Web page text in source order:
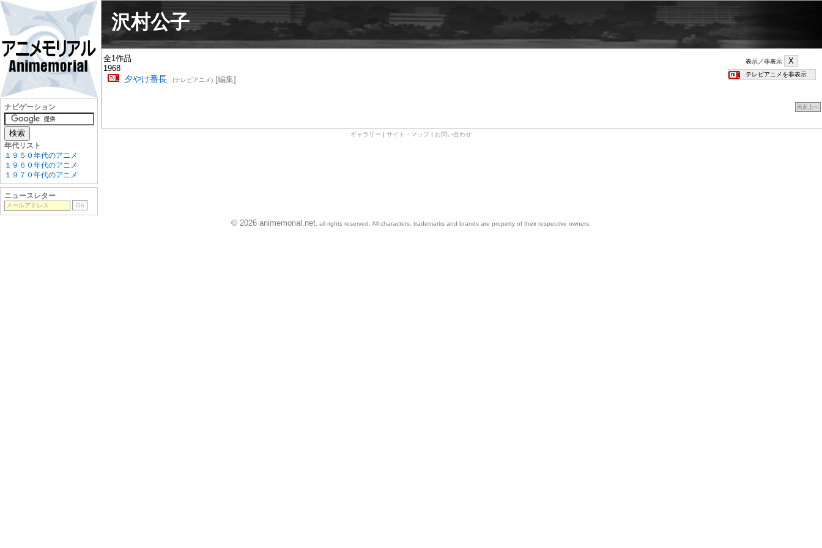
沢村公子
表示／非表示
全1作品
1968
夕やけ番長 (テレビアニメ)[編集]
画面上へ
ギャラリー サイト・マップ お問い合わせ
ナビゲーション
年代リスト
１９５０年代のアニメ
１９６０年代のアニメ
１９７０年代のアニメ
ニュースレター
© 2026 animemorial.net , all rights reserved. All characters, trademarks and brands are property of their respective owners.